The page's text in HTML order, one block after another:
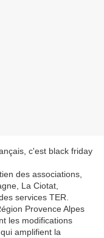
c'est black friday
des associations,
La Ciotat,
services TER.
Provence Alpes
les modifications
amplifient la